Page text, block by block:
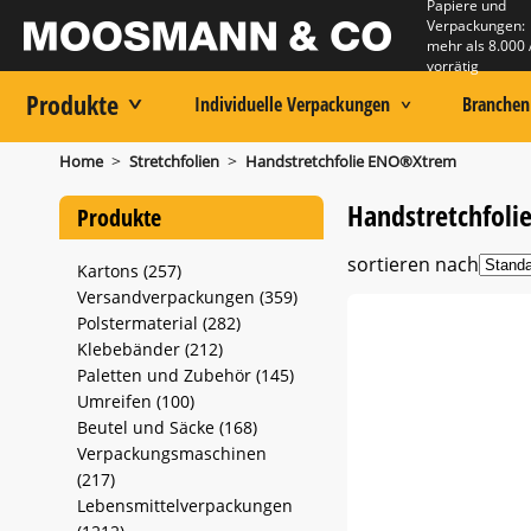
Papiere und
Verpackungen:
mehr als 8.000
vorrätig
Produkte Individuelle Verpackungen Branchen
Home > Stretchfolien > Handstretchfolie ENO®Xtrem
Produkte
Kartons (257)
Versandverpackungen (359)
Polstermaterial (282)
Klebebänder (212)
Paletten und Zubehör (145)
Umreifen (100)
Beutel und Säcke (168)
Verpackungsmaschinen
(217)
Lebensmittelverpackungen
sortieren nach